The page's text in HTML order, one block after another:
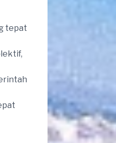
tepat